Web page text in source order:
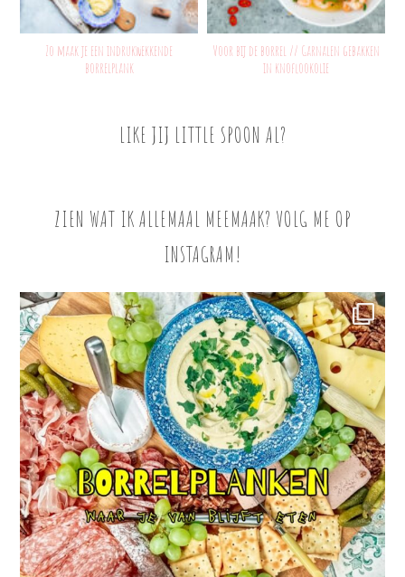
Zo maak je een indrukwekkende
borrelplank
Voor bij de borrel // Garnalen gebakken
in knoflookolie
LIKE JIJ LITTLE SPOON AL?
ZIEN WAT IK ALLEMAAL MEEMAAK? VOLG ME OP
INSTAGRAM!